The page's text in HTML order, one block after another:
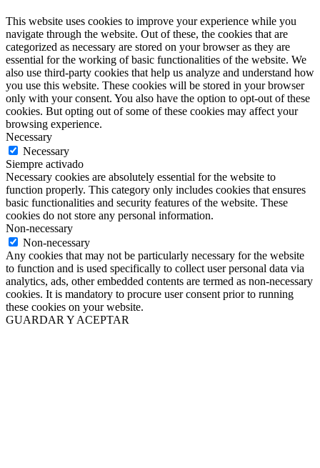
This website uses cookies to improve your experience while you
navigate through the website. Out of these, the cookies that are
categorized as necessary are stored on your browser as they are
essential for the working of basic functionalities of the website. We
also use third-party cookies that help us analyze and understand how
you use this website. These cookies will be stored in your browser
only with your consent. You also have the option to opt-out of these
cookies. But opting out of some of these cookies may affect your
browsing experience.
Necessary
Necessary
Siempre activado
Necessary cookies are absolutely essential for the website to
function properly. This category only includes cookies that ensures
basic functionalities and security features of the website. These
cookies do not store any personal information.
Non-necessary
Non-necessary
Any cookies that may not be particularly necessary for the website
to function and is used specifically to collect user personal data via
analytics, ads, other embedded contents are termed as non-necessary
cookies. It is mandatory to procure user consent prior to running
these cookies on your website.
GUARDAR Y ACEPTAR